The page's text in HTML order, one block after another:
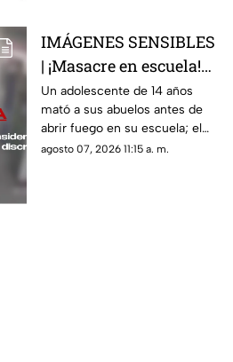
IMÁGENES SENSIBLES
| ¡Masacre en escuela!
Alumno de 14 años
mata a sus abuelos y a
cinco profesores
Un adolescente de 14 años
mató a sus abuelos antes de
abrir fuego en su escuela; el
ataque dejó ocho muertos y 23
agosto 07, 2026 11:15 a. m.